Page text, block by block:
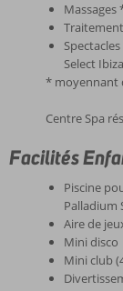
Massages
Select
* moyennant
Centre Spa
Facilités
Piscine
Palladium
Aire de
Mini disco
Mini club